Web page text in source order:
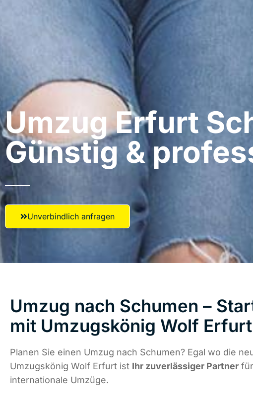
Umzug Erfurt​
Günstig &
Unverbindlich anfragen
Umzug nach Schumen –
mit Umzugskönig Wolf Erfurt
Planen Sie einen Umzug nach Schumen? Egal wo die
Umzugskönig Wolf Erfurt ist Ihr zuverlässiger Partner
internationale Umzüge.